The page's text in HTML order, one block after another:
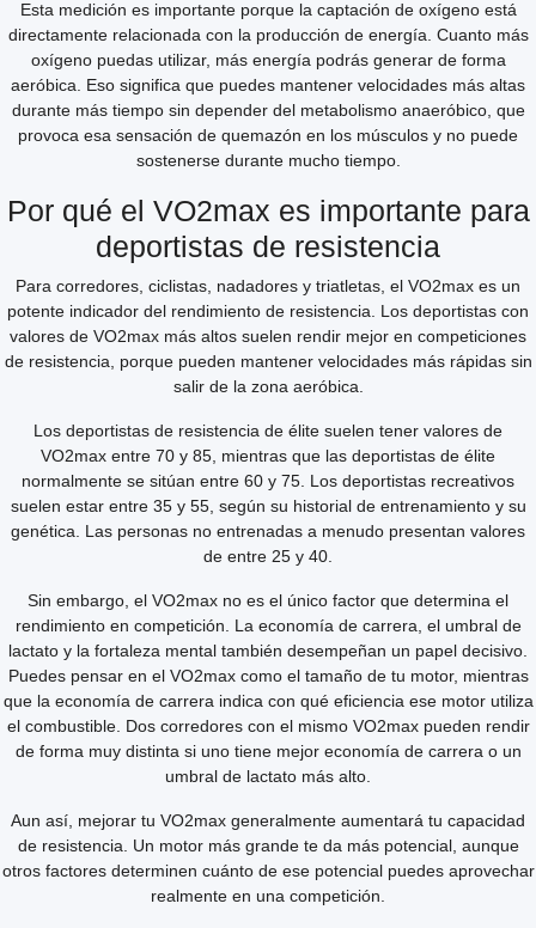
Esta medición es importante porque la captación de oxígeno está
directamente relacionada con la producción de energía. Cuanto más
oxígeno puedas utilizar, más energía podrás generar de forma
aeróbica. Eso significa que puedes mantener velocidades más altas
durante más tiempo sin depender del metabolismo anaeróbico, que
provoca esa sensación de quemazón en los músculos y no puede
sostenerse durante mucho tiempo.
Por qué el VO2max es importante para
deportistas de resistencia
Para corredores, ciclistas, nadadores y triatletas, el VO2max es un
potente indicador del rendimiento de resistencia. Los deportistas con
valores de VO2max más altos suelen rendir mejor en competiciones
de resistencia, porque pueden mantener velocidades más rápidas sin
salir de la zona aeróbica.
Los deportistas de resistencia de élite suelen tener valores de
VO2max entre 70 y 85, mientras que las deportistas de élite
normalmente se sitúan entre 60 y 75. Los deportistas recreativos
suelen estar entre 35 y 55, según su historial de entrenamiento y su
genética. Las personas no entrenadas a menudo presentan valores
de entre 25 y 40.
Sin embargo, el VO2max no es el único factor que determina el
rendimiento en competición. La economía de carrera, el umbral de
lactato y la fortaleza mental también desempeñan un papel decisivo.
Puedes pensar en el VO2max como el tamaño de tu motor, mientras
que la economía de carrera indica con qué eficiencia ese motor utiliza
el combustible. Dos corredores con el mismo VO2max pueden rendir
de forma muy distinta si uno tiene mejor economía de carrera o un
umbral de lactato más alto.
Aun así, mejorar tu VO2max generalmente aumentará tu capacidad
de resistencia. Un motor más grande te da más potencial, aunque
otros factores determinen cuánto de ese potencial puedes aprovechar
realmente en una competición.